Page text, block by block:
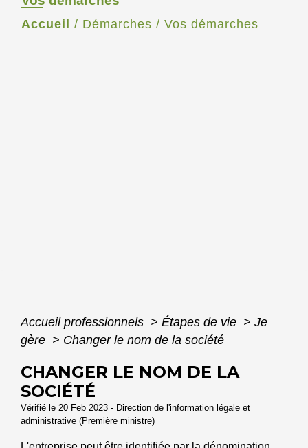
Accueil / Démarches / Vos démarches
Accueil professionnels > Étapes de vie > Je
gère > Changer le nom de la société
CHANGER LE NOM DE LA
SOCIÉTÉ
Vérifié le 20 Feb 2023 - Direction de l'information légale et
administrative (Première ministre)